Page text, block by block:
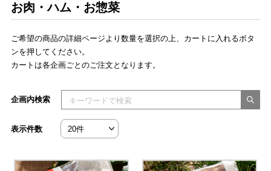
お肉・ハム・お惣菜
ご希望の商品の詳細ページより数量を選択の上、カートに入れるボタ
ンを押してください。
カートは各企画ごとのご注文となります。
検索キーワードを入力してください
企画内検索
表示件数